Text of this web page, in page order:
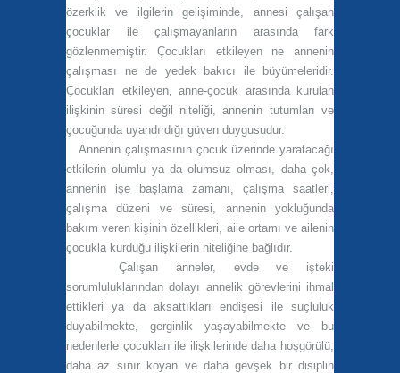
özerklik ve ilgilerin gelişiminde, annesi çalışan
çocuklar ile çalışmayanların arasında fark
gözlenmemiştir. Çocukları etkileyen ne annenin
çalışması ne de yedek bakıcı ile büyümeleridir.
Çocukları etkileyen, anne-çocuk arasında kurulan
ilişkinin süresi değil niteliği, annenin tutumları ve
çocuğunda uyandırdığı güven duygusudur.
Annenin çalışmasının çocuk üzerinde yaratacağı
etkilerin olumlu ya da olumsuz olması, daha çok,
annenin işe başlama zamanı, çalışma saatleri,
çalışma düzeni ve süresi, annenin yokluğunda
bakım veren kişinin özellikleri, aile ortamı ve ailenin
çocukla kurduğu ilişkilerin niteliğine bağlıdır.
Çalışan anneler, evde ve işteki
sorumluluklarından dolayı annelik görevlerini ihmal
ettikleri ya da aksattıkları endişesi ile suçluluk
duyabilmekte, gerginlik yaşayabilmekte ve bu
nedenlerle çocukları ile ilişkilerinde daha hoşgörülü,
daha az sınır koyan ve daha gevşek bir disiplin